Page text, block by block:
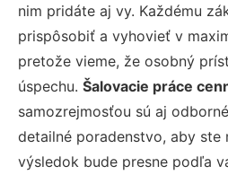
nim pridáte aj vy. Každému
prispôsobiť a vyhovieť v
pretože vieme, že osobný
úspechu. Šalovacie práce
samozrejmosťou sú aj
detailné poradenstvo, aby ste
výsledok bude presne podľa